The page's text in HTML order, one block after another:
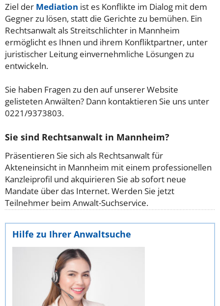
Ziel der Mediation ist es Konflikte im Dialog mit dem
Gegner zu lösen, statt die Gerichte zu bemühen. Ein
Rechtsanwalt als Streitschlichter in Mannheim
ermöglicht es Ihnen und ihrem Konfliktpartner, unter
juristischer Leitung einvernehmliche Lösungen zu
entwickeln.
Sie haben Fragen zu den auf unserer Website
gelisteten Anwälten? Dann kontaktieren Sie uns unter
0221/9373803.
Sie sind Rechtsanwalt in Mannheim?
Präsentieren Sie sich als Rechtsanwalt für
Akteneinsicht in Mannheim mit einem professionellen
Kanzleiprofil und akquirieren Sie ab sofort neue
Mandate über das Internet. Werden Sie jetzt
Teilnehmer beim Anwalt-Suchservice.
Hilfe zu Ihrer Anwaltsuche